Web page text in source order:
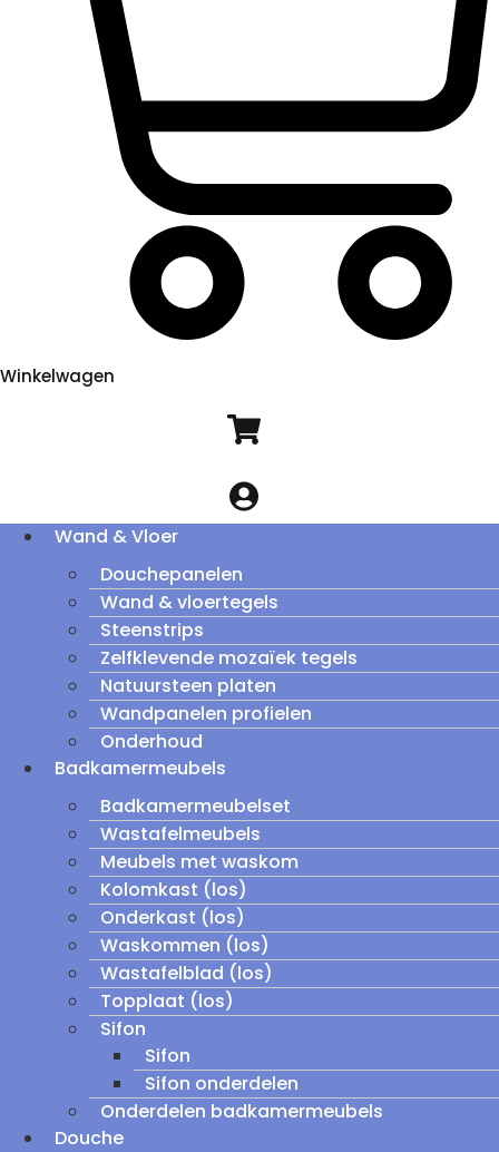
Winkelwagen
Wand & Vloer
Douchepanelen
Wand & vloertegels
Steenstrips
Zelfklevende mozaïek tegels
Natuursteen platen
Wandpanelen profielen
Onderhoud
Badkamermeubels
Badkamermeubelset
Wastafelmeubels
Meubels met waskom
Kolomkast (los)
Onderkast (los)
Waskommen (los)
Wastafelblad (los)
Topplaat (los)
Sifon
Sifon
Sifon onderdelen
Onderdelen badkamermeubels
Douche